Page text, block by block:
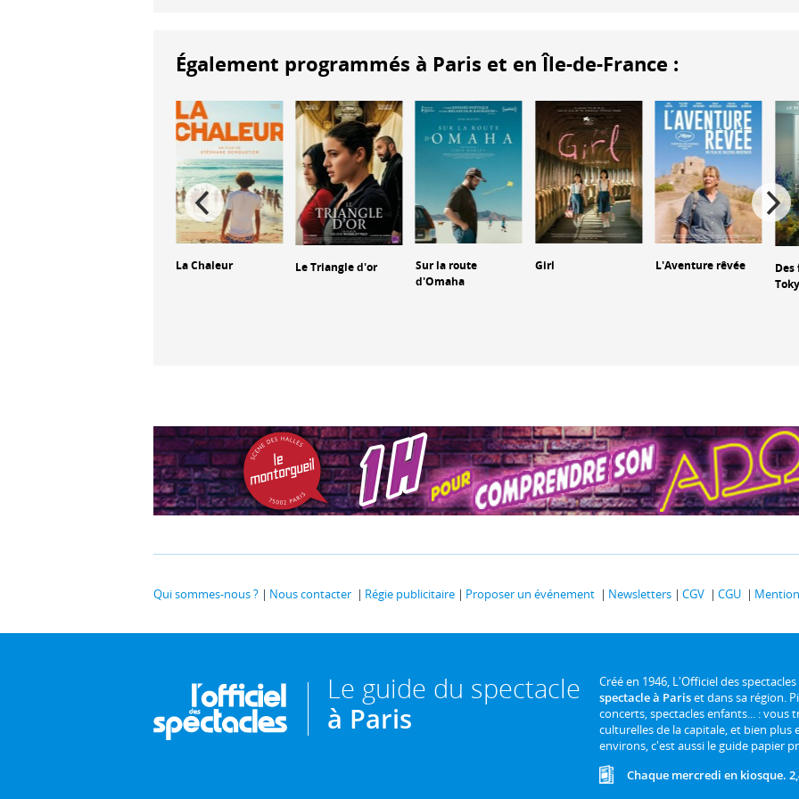
Également programmés à Paris et en Île-de-France :
La Chaleur Le Triangle d'or
Sur la route
d'Omaha
Girl L'Aventure rêvée
Des
Tokyo
Qui sommes-nous ? Nous contacter Régie publicitaire Proposer un événement Newsletters CGV CGU
Le guide du spectacle
à Paris
Créé en 1946, L'Officiel des
spectacle à Pariset dans sa région.
concerts, spectacles enfants... :
culturelles de la capitale, et bien plus
environs, c'est aussi le guide papier
Chaque mercredi en kiosque.